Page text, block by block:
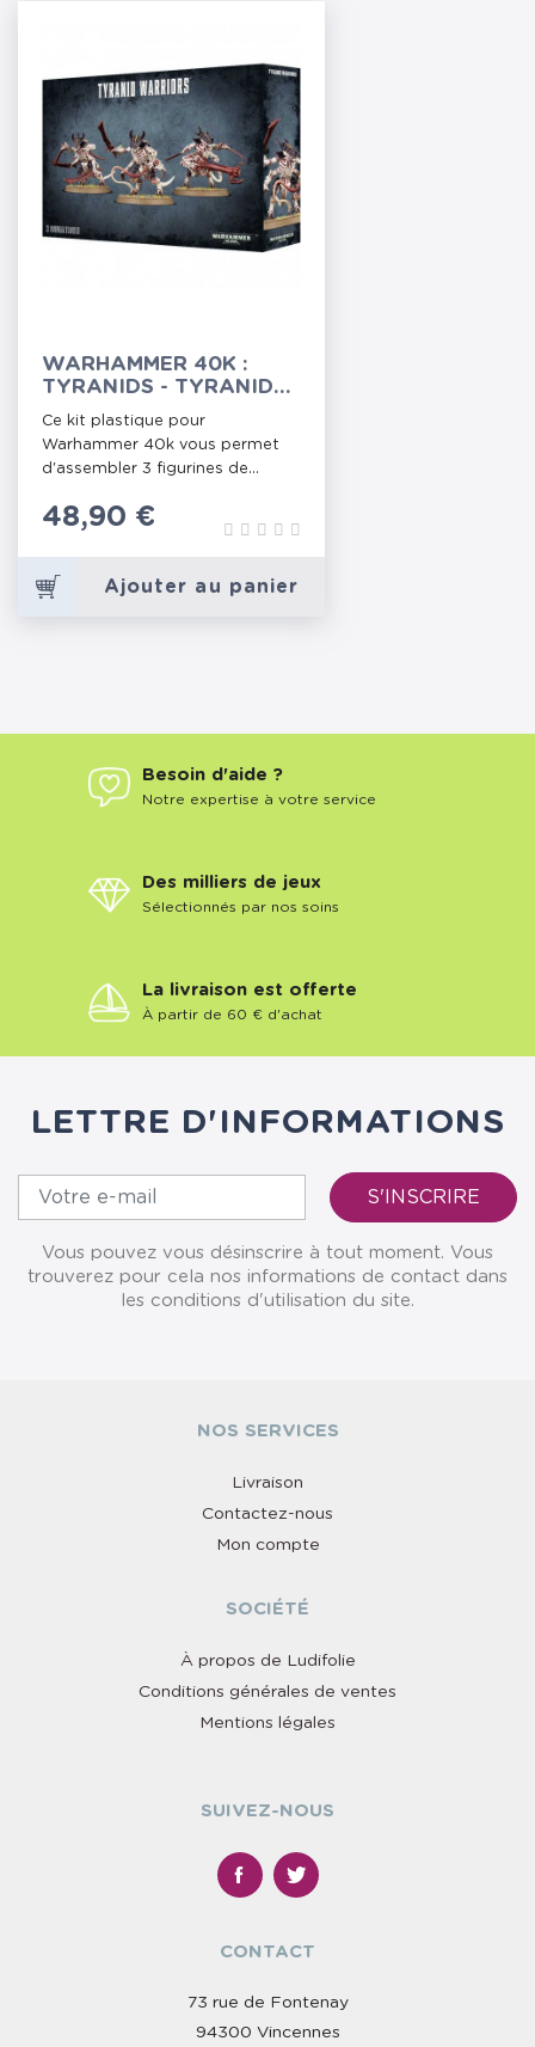
WARHAMMER 40K :
TYRANIDS - TYRANID
WARRIORS
Ce kit plastique pour
Warhammer 40k vous permet
d'assembler 3 figurines de...
Prix
48,90 €
Ajouter au panier
Besoin d'aide ?
Notre expertise à votre service
Des milliers de jeux
Sélectionnés par nos soins
La livraison est offerte
À partir de 60 € d'achat
LETTRE D'INFORMATIONS
Vous pouvez vous désinscrire à tout moment. Vous
trouverez pour cela nos informations de contact dans
les conditions d'utilisation du site.
NOS SERVICES
Livraison
Contactez-nous
Mon compte
SOCIÉTÉ
À propos de Ludifolie
Conditions générales de ventes
Mentions légales
SUIVEZ-NOUS
CONTACT
73 rue de Fontenay
94300 Vincennes